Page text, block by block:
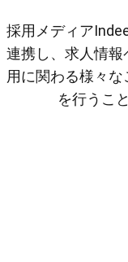
採用メディア
連携し、求人情
用に関わる様々
を行うこ